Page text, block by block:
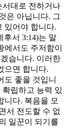
서대로 전하거나
은 아닙니다. 그
있어야 합니다.
후서 3:14)는 말
서도 주저함이
습니다. 이러한
으면 합니다.
도 좋을 것입니
립하고 능력 있
니다. 복음을 모
서 전도할 수 없
일꾼이 되기를